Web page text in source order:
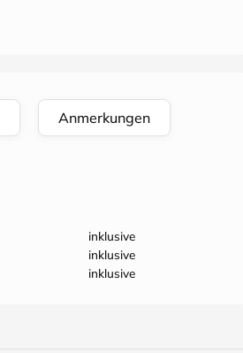
Anmerkungen
inklusive
inklusive
inklusive